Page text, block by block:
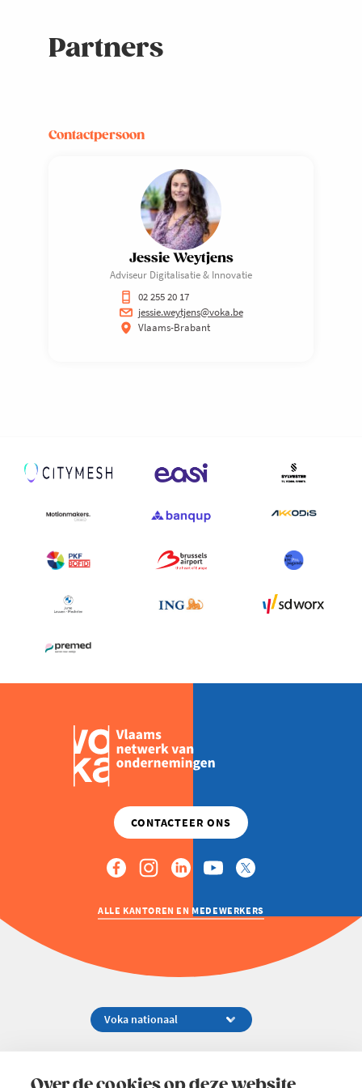
Partners
Contactpersoon
Jessie Weytjens
Adviseur Digitalisatie & Innovatie
02 255 20 17
jessie.weytjens@voka.be
Vlaams-Brabant
ALLE KANTOREN EN MEDEWERKERS
02 229 81 11